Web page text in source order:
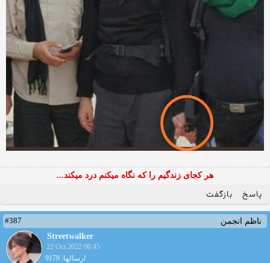
هر کجای زندگیم را که نگاه میکنم درد میکند...
پاسخ بازگفت
ناظم انجمن
#387
Streetwalker
22 Oct 2022 00:45
ارسالها: 9179